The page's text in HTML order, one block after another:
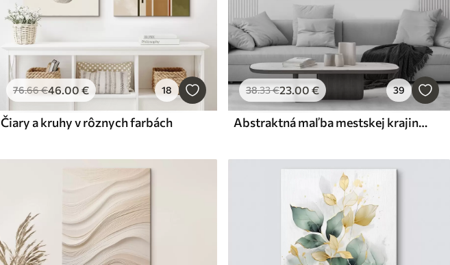
76.66€46.00 € 18
Čiary a kruhy v rôznych farbách
38.33€23.00 € 39
Abstraktná maľba mestskej krajiny s vysokými budovami v odtieňoch hnedej, sivej a bielej farby, ktoré sa odrážajú vo vode pod nimi